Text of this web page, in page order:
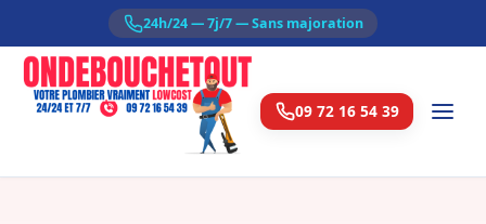
24h/24 — 7j/7 — Sans majoration
09 72 16 54 39